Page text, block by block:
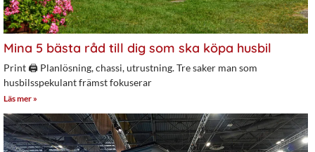
Mina 5 bästa råd till dig som ska köpa husbil
Print 🖨 Planlösning, chassi, utrustning. Tre saker man som
husbilsspekulant främst fokuserar
Läs mer »